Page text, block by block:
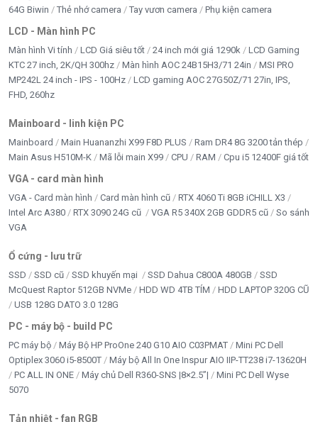
64G Biwin
Thẻ nhớ camera Tay vươn camera Phụ kiện camera
LCD - Màn hình PC
Màn hình Vi tính LCD Giá siêu tốt 24 inch mới giá 1290k
LCD Gaming
KTC 27 inch, 2K/QH 300hz
Màn hình AOC 24B15H3/71 24in
MSI PRO
MP242L 24 inch - IPS - 100Hz
LCD gaming AOC 27G50Z/71 27in, IPS,
FHD, 260hz
Mainboard - linh kiện PC
Mainboard Main Huananzhi X99 F8D PLUS
Ram DR4 8G 3200 tản thép
Main Asus H510M-K
Mã lỗi main X99 CPU RAM Cpu i5 12400F giá tốt
VGA - card màn hình
VGA - Card màn hình Card màn hình cũ
RTX 4060 Ti 8GB iCHILL X3
Intel Arc A380
RTX 3090 24G cũ VGA R5 340X 2GB GDDR5 cũ
So sánh
VGA
Ổ cứng - lưu trữ
SSD SSD cũ SSD khuyến mại SSD Dahua C800A 480GB
SSD
McQuest Raptor 512GB NVMe
HDD WD 4TB TÍM
HDD LAPTOP 320G CŨ
USB 128G DATO 3.0 128G
PC - máy bộ - build PC
PC máy bộ Máy Bộ HP ProOne 240 G10 AIO C03PMAT
Mini PC Dell
Optiplex 3060 i5-8500T
Máy bộ All In One Inspur AIO IIP-TT238 i7-13620H
PC ALL IN ONE
Máy chủ Dell R360-SNS |8×2.5”|
Mini PC Dell Wyse
5070
Tản nhiệt - fan RGB